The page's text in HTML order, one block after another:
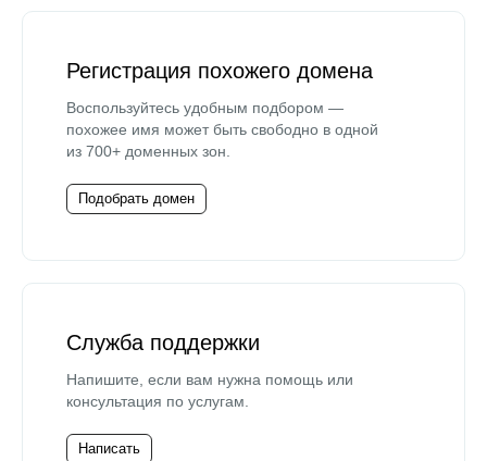
Регистрация похожего домена
Воспользуйтесь удобным подбором —
похожее имя может быть свободно в одной
из 700+ доменных зон.
Подобрать домен
Служба поддержки
Напишите, если вам нужна помощь или
консультация по услугам.
Написать